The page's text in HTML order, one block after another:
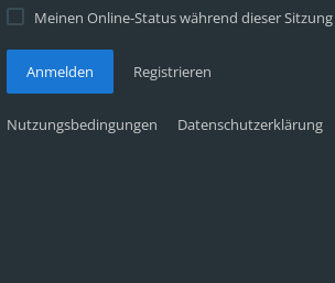
Meinen Online-Status während dieser
Anmelden Registrieren
Nutzungsbedingungen Datenschutzerklärung